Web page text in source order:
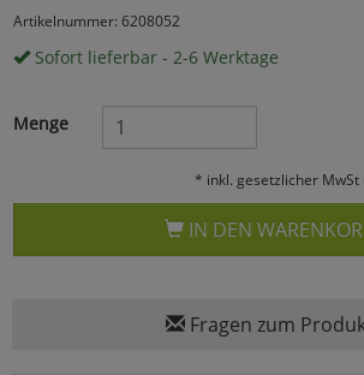
Artikelnummer: 6208052
Sofort lieferbar - 2-6 Werktage
Menge
* inkl. gesetzlicher MwSt
IN DEN
Fragen zum
Cookies
Einstellungen speichern